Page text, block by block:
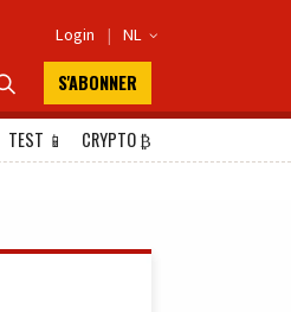
Login | NL 
S'ABONNER
TEST 📱 CRYPTO₿